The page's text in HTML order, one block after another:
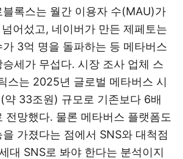
블록스는 월간 이용자 수(MAU)가
어섰고, 네이버가 만든 제페토는
3억 명을 돌파하는 등 메타버스
세가 무섭다. 시장 조사 업체 스
스는 2025년 글로벌 메타버스 시
약 33조원) 규모로 기존보다 6배
전망했다. 물론 메타버스 플랫폼도
가졌다는 점에서 SNS와 대척점
대 SNS로 봐야 한다는 분석이지